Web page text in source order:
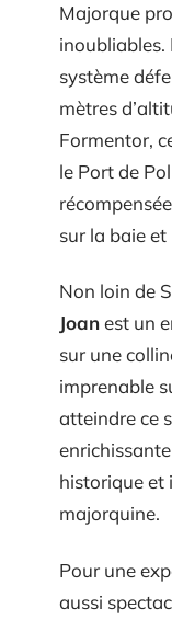
Majorque
inoubliables.
système
mètres
Formentor,
le Port de
sur la baie
Non loin de
Joanest un
sur une
imprenable
atteindre ce
historique et
majorquine.
Pour une
aussi